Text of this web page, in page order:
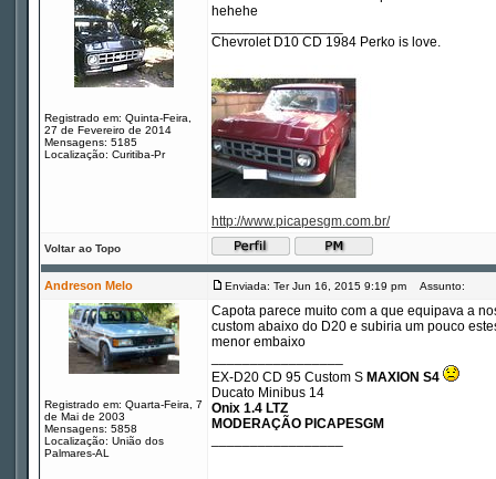
Registrado em: Quinta-Feira,
27 de Fevereiro de 2014
Mensagens: 5185
Localização: Curitiba-Pr
hehehe
Chevrolet D10 CD 1984 Perko is love.
http://www.picapesgm.com.br/
Voltar ao Topo
Andreson Melo Enviada: Ter Jun 16, 2015 9:19 pm Assunto:
Registrado em: Quarta-Feira, 7
de Mai de 2003
Mensagens: 5858
Localização: União dos
Palmares-AL
Capota parece muito com a que equipava a
custom abaixo do D20 e subiria um pouco
menor embaixo
EX-D20 CD 95 Custom S MAXION S4
Ducato Minibus 14
Onix 1.4 LTZ
MODERAÇÃO PICAPESGM